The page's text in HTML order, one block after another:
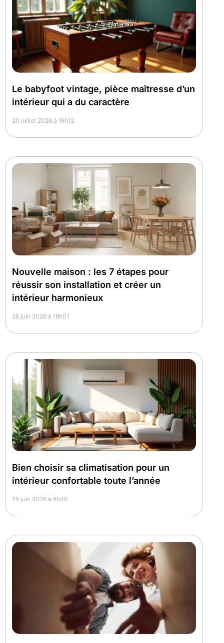
Le babyfoot vintage, pièce maîtresse d’un
intérieur qui a du caractère
20 juillet 2026 à 16h12
Nouvelle maison : les 7 étapes pour
réussir son installation et créer un
intérieur harmonieux
26 juin 2026 à 16h01
Bien choisir sa climatisation pour un
intérieur confortable toute l’année
25 juin 2026 à 8h48